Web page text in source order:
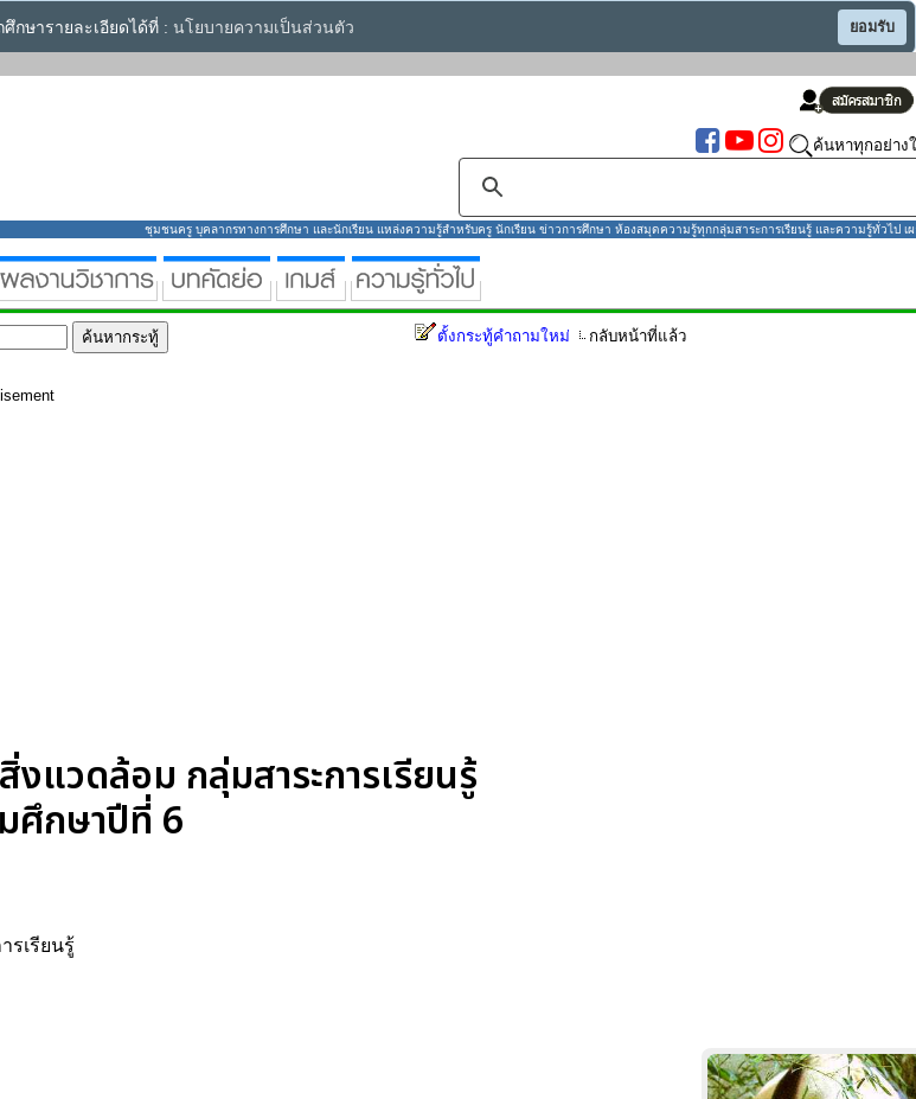
ษารายละเอียดได้ที่ : นโยบายความเป็นส่วนตัว ยอมรับ
ค้นหาทุกอย่าง
ชุมชนครู บุคลากรทางการศึกษา และนักเรียน แหล่งความรู้สำหรับครู นักเรียน ข่าวการศึกษา ห้องสมุดความรู้ทุกกลุ่มสาระการเรียนรู้ และความรู้ทั่วไป เ
ตั้งกระทู้คำถามใหม่ กลับหน้าที่แล้ว
แวดล้อม กลุ่มสาระการเรียนรู้
ศึกษาปีที่ 6
รเรียนรู้